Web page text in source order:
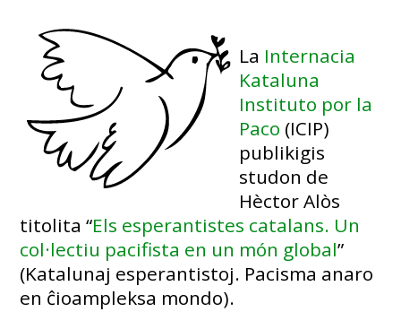
La Internacia
Kataluna
Instituto por la
Paco (ICIP)
publikigis
studon de
Hèctor Alòs
titolita “Els esperantistes catalans. Un
col·lectiu pacifista en un món global”
(Katalunaj esperantistoj. Pacisma anaro
en ĉioampleksa mondo).